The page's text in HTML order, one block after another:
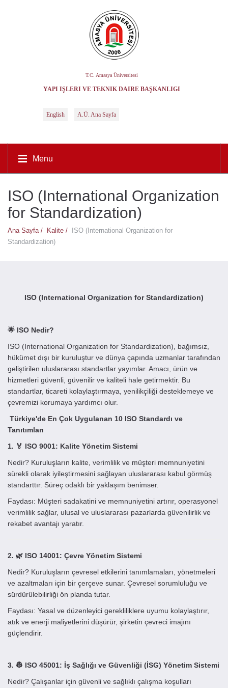
T.C. Amasya Üniversitesi
YAPI İŞLERI VE TEKNIK DAIRE BAŞKANLIĞI
English A.Ü. Ana Sayfa
Menu
ISO (International Organization
for Standardization)
Ana Sayfa / Kalite /
ISO (International Organization for
Standardization)
ISO (International Organization for Standardization)
🌟 ISO Nedir?
ISO (International Organization for Standardization), bağımsız,
hükümet dışı bir kuruluştur ve dünya çapında uzmanlar tarafından
geliştirilen uluslararası standartlar yayımlar. Amacı, ürün ve
hizmetleri güvenli, güvenilir ve kaliteli hale getirmektir. Bu
standartlar, ticareti kolaylaştırmaya, yenilikçiliği desteklemeye ve
çevremizi korumaya yardımcı olur.
Türkiye'de En Çok Uygulanan 10 ISO Standardı ve
Tanıtımları
1. 🏅 ISO 9001: Kalite Yönetim Sistemi
Nedir? Kuruluşların kalite, verimlilik ve müşteri memnuniyetini
sürekli olarak iyileştirmesini sağlayan uluslararası kabul görmüş
standarttır. Süreç odaklı bir yaklaşım benimser.
Faydası: Müşteri sadakatini ve memnuniyetini artırır, operasyonel
verimlilik sağlar, ulusal ve uluslararası pazarlarda güvenilirlik ve
rekabet avantajı yaratır.
2. 🌿 ISO 14001: Çevre Yönetim Sistemi
Nedir? Kuruluşların çevresel etkilerini tanımlamaları, yönetmeleri
ve azaltmaları için bir çerçeve sunar. Çevresel sorumluluğu ve
sürdürülebilirliği ön planda tutar.
Faydası: Yasal ve düzenleyici gerekliliklere uyumu kolaylaştırır,
atık ve enerji maliyetlerini düşürür, şirketin çevreci imajını
güçlendirir.
3. 👷 ISO 45001: İş Sağlığı ve Güvenliği (İSG) Yönetim Sistemi
Nedir? Çalışanlar için güvenli ve sağlıklı çalışma koşulları